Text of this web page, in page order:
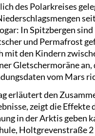
des Polarkreises
In Spitzbergen
und Permafrost
mit den Kindern
Gletschermoräne
vom Mars
erläutert den
zeigt die
in der Arktis geben
Holtgrevenstraße